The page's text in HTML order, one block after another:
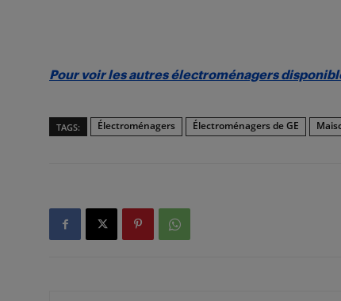
Pour voir les autres électroménagers
TAGS: Électroménagers Électroménagers de GE